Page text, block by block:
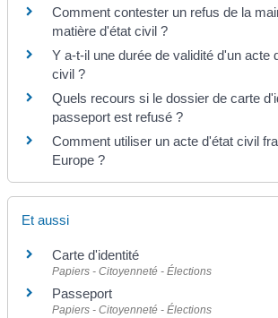
Comment contester un refus de la
matière d'état civil ?
Y a-t-il une durée de validité d'un acte
civil ?
Quels recours si le dossier de carte
passeport est refusé ?
Comment utiliser un acte d'état civil
Europe ?
Et aussi
Carte d'identité
Papiers - Citoyenneté - Élections
Passeport
Papiers - Citoyenneté - Élections